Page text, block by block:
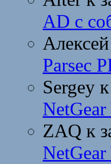
AD с
Алексей
Parsec
Sergey
ZAQ к